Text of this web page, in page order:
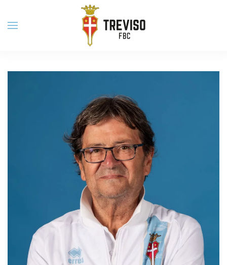
Skip to main content